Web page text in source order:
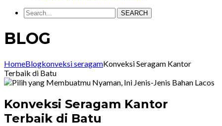
SEARCH
BLOG
HomeBlogkonveksi seragamKonveksi Seragam Kantor
Terbaik di Batu
Konveksi Seragam Kantor
Terbaik di Batu